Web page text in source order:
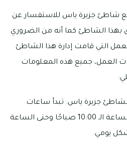
شاطئ جزيرة ياس للاستفسار عن
بهذا الشاطئ كما أنه من الضروري
التي قامت إدارة هذا الشاطئ
العمل، جميع هذه المعلومات
جزيرة ياس: تبدأ ساعات
عمل هذا الشاطئ من الساعة الـ 10:00 صباحًا وحتى الساعة